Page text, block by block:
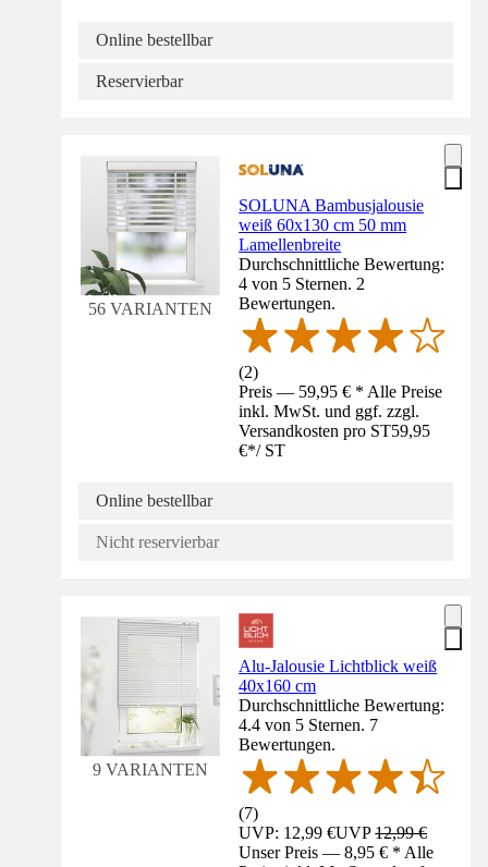
Online bestellbar
Reservierbar
56 VARIANTEN
SOLUNA Bambusjalousie
weiß 60x130 cm 50 mm
Lamellenbreite
Durchschnittliche Bewertung:
4 von 5 Sternen. 2
Bewertungen.
(2)
Preis — 59,95 € * Alle Preise
inkl. MwSt. und ggf. zzgl.
Versandkosten pro ST59,95
€*/ ST
Online bestellbar
Nicht reservierbar
9 VARIANTEN
Alu-Jalousie Lichtblick weiß
40x160 cm
Durchschnittliche Bewertung:
4.4 von 5 Sternen. 7
Bewertungen.
(7)
UVP: 12,99 €UVP12,99 €
Unser Preis — 8,95 € * Alle